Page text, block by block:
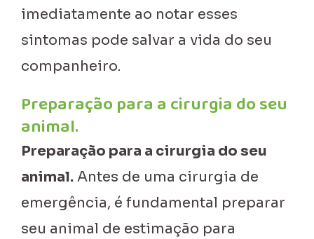
imediatamente ao notar esses
sintomas pode salvar a vida do seu
companheiro.
Preparação para a cirurgia do seu
animal.
Preparação para a cirurgia do seu
animal. Antes de uma cirurgia de
emergência, é fundamental preparar
seu animal de estimação para